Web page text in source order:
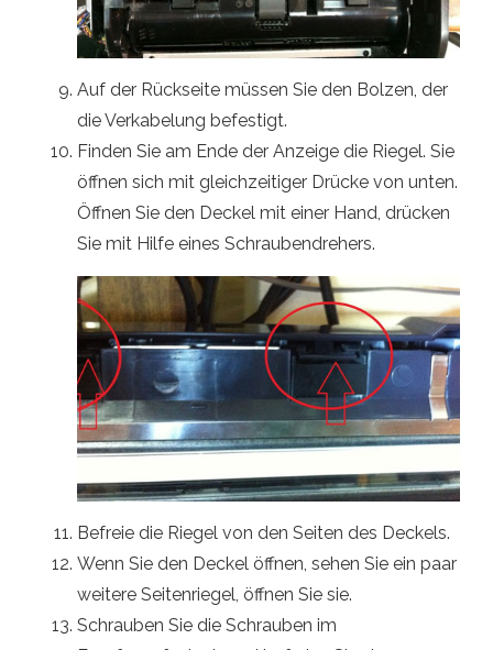
Auf der Rückseite müssen Sie den Bolzen, der
die Verkabelung befestigt.
Finden Sie am Ende der Anzeige die Riegel. Sie
öffnen sich mit gleichzeitiger Drücke von unten.
Öffnen Sie den Deckel mit einer Hand, drücken
Sie mit Hilfe eines Schraubendrehers.
Befreie die Riegel von den Seiten des Deckels.
Wenn Sie den Deckel öffnen, sehen Sie ein paar
weitere Seitenriegel, öffnen Sie sie.
Schrauben Sie die Schrauben im